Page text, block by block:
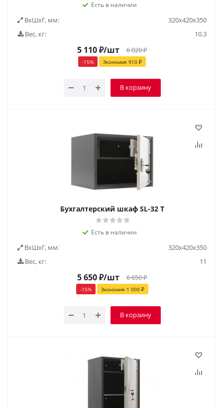
Есть в наличии
ВxШxГ, мм:
320х420х350
Вес, кг:
10.3
5 110₽/шт 6 020₽
-15% Экономия 910 ₽
В корзину
Бухгалтерский шкаф SL-32 Т
Есть в наличии
ВxШxГ, мм:
320х420х350
Вес, кг:
11
5 650₽/шт 6 650₽
-15% Экономия 1 000₽
В корзину